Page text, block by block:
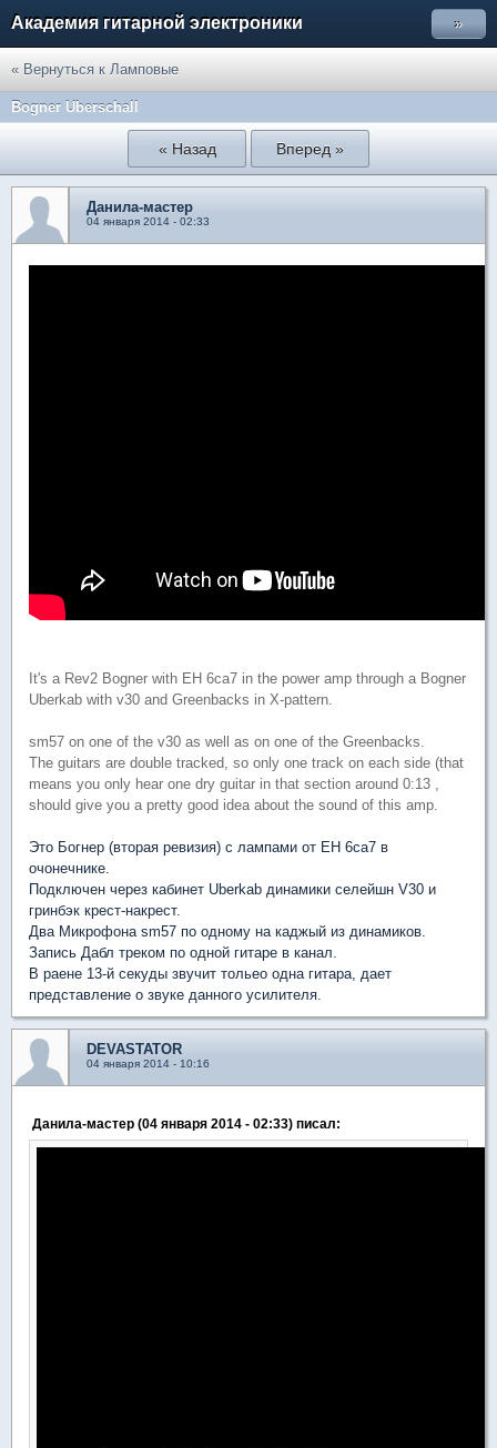
Академия гитарной электроники »
« Вернуться к Ламповые
Bogner Uberschall
« Назад Вперед »
Данила-мастер
04 января 2014 - 02:33
It's a Rev2 Bogner with EH 6ca7 in the power amp through a Bogner
Uberkab with v30 and Greenbacks in X-pattern.
sm57 on one of the v30 as well as on one of the Greenbacks.
The guitars are double tracked, so only one track on each side (that
means you only hear one dry guitar in that section around 0:13 ,
should give you a pretty good idea about the sound of this amp.
Это Богнер (вторая ревизия) с лампами от ЕН 6ca7 в
очонечнике.
Подключен через кабинет Uberkab динамики селейшн V30 и
гринбэк крест-накрест.
Два Микрофона sm57 по одному на каджый из динамиков.
Запись Дабл треком по одной гитаре в канал.
В раене 13-й секуды звучит тольео одна гитара, дает
представление о звуке данного усилителя.
DEVASTATOR
04 января 2014 - 10:16
Данила-мастер (04 января 2014 - 02:33) писал: